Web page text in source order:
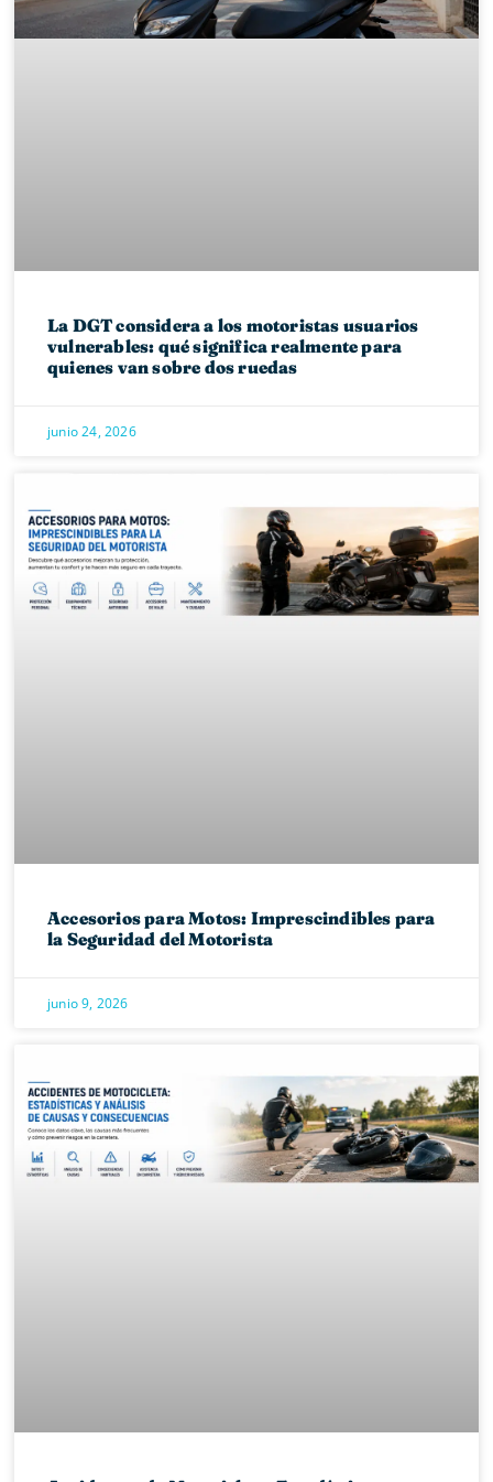
La DGT considera a los motoristas usuarios
vulnerables: qué significa realmente para
quienes van sobre dos ruedas
junio 24, 2026
Accesorios para Motos: Imprescindibles para
la Seguridad del Motorista
junio 9, 2026